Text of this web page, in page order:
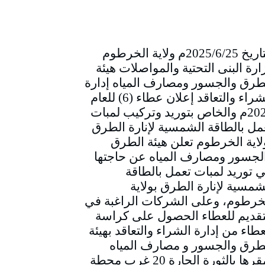
التاريخ 2025/6/25م ولاية الخرطوم
البنى التحتية والمواصلات هيئة
والجسور ومصارف المياه إدارة
الشراء والتعاقد إعلان عطاء (6) للعام
2025م والخاص بتوريد وتركيب لمبات
بالطاقة الشمسية لإنارة الطرق
الخرطوم تعلن هيئة الطرق
ومصارف المياه عن حاجتها
توريد لمبات تعمل بالطاقة
لإنارة الطرق بولاية
وعلى الشركات الراغبة في
للعطاء الحصول على كراسة
من إدارة الشراء والتعاقد بهيئة
والجسور و مصارف المياه
بمقرها بالثورة الحارة 20 غرب محطة